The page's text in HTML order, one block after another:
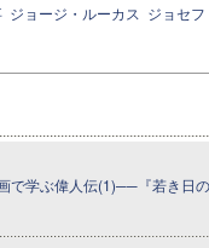
ジョージ・ルーカス ジョセ
で学ぶ偉人伝(1)──『若き日の